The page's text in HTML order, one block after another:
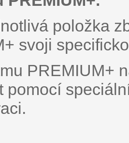
položka
svoji
PREMIUM+
pomocí